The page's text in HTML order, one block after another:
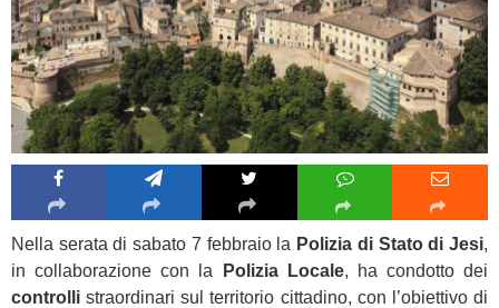
Nella serata di sabato 7 febbraio la Polizia di Stato di Jesi,
in collaborazione con la
Polizia Locale, ha condotto dei
controlli straordinari sul territorio cittadino, con l’obiettivo di